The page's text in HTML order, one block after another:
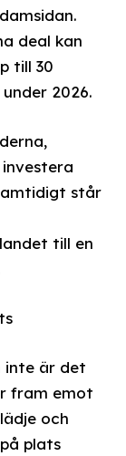
deal kan
till 30
2026.
står
till en
inte är det
fram emot
och
plats